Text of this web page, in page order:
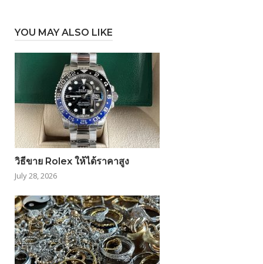
YOU MAY ALSO LIKE
วิธีขาย Rolex ให้ได้ราคาสูง
July 28, 2026